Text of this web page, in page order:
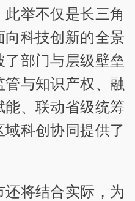
举不仅是长三角
科技创新的全景
部门与层级壁垒
与知识产权、融
、联动省级统筹
科创协同提供了
还将结合实际，为